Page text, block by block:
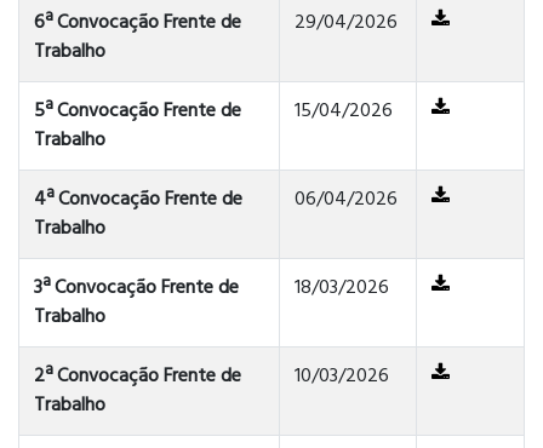
6ª Convocação Frente de
Trabalho
29/04/2026
5ª Convocação Frente de
Trabalho
15/04/2026
4ª Convocação Frente de
Trabalho
06/04/2026
3ª Convocação Frente de
Trabalho
18/03/2026
2ª Convocação Frente de
Trabalho
10/03/2026